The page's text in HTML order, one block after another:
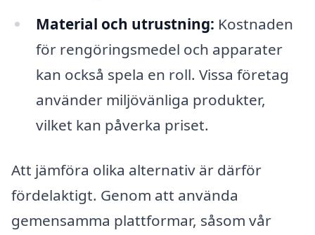
Material och utrustning: Kostnaden
för rengöringsmedel och apparater
kan också spela en roll. Vissa företag
använder miljövänliga produkter,
vilket kan påverka priset.
Att jämföra olika alternativ är därför
fördelaktigt. Genom att använda
gemensamma plattformar, såsom vår